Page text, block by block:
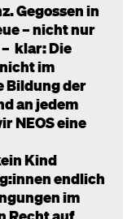
Gegossen in
– nicht nur
klar: Die
im
Bildung der
an jedem
NEOS eine
Kind
endlich
im